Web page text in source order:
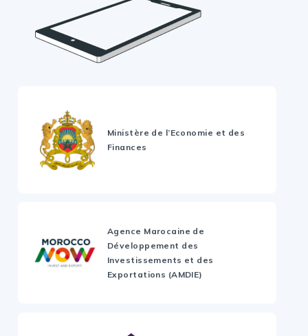
Ministère de l’Economie et des
Finances
Agence Marocaine de
Développement des
Investissements et des
Exportations (AMDIE)